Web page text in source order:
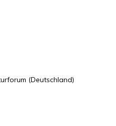
(Deutschland)